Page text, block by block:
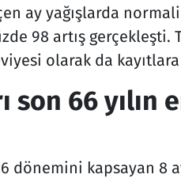
ay yağışlarda
98 artış gerçekleşti.
olarak da
son 66 yılın
dönemini kapsayan 8